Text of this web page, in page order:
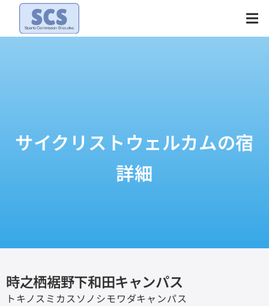
Skip
content
サイクリストウェルカムの宿
詳細
時之栖裾野下和田キャンパス
トキノスミカスソノシモワダキャンパス